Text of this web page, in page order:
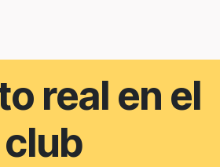
real en el
club